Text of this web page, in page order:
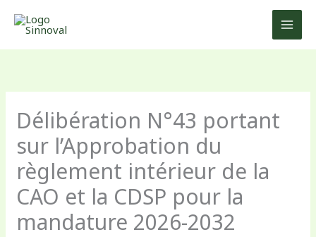
Délibération N°43 portant
sur l’Approbation du
règlement intérieur de la
CAO et la CDSP pour la
mandature 2026-2032